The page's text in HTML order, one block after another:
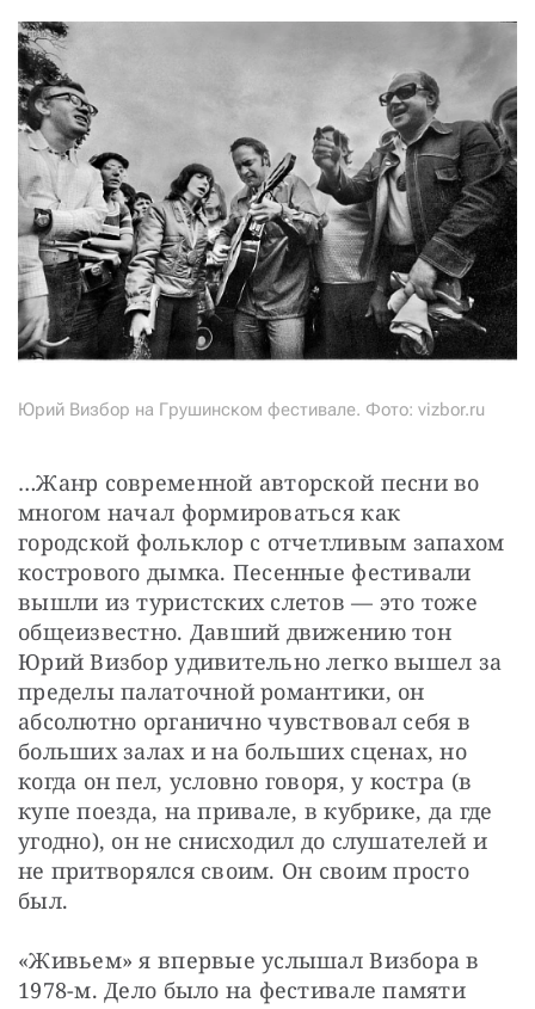
Юрий Визбор на Грушинском фестивале. Фото: vizbor.ru
…Жанр современной авторской песни во
многом начал формироваться как
городской фольклор с отчетливым запахом
кострового дымка. Песенные фестивали
вышли из туристских слетов — это тоже
общеизвестно. Давший движению тон
Юрий Визбор удивительно легко вышел за
пределы палаточной романтики, он
абсолютно органично чувствовал себя в
больших залах и на больших сценах, но
когда он пел, условно говоря, у костра (в
купе поезда, на привале, в кубрике, да где
угодно), он не снисходил до слушателей и
не притворялся своим. Он своим просто
был.
«Живьем» я впервые услышал Визбора в
1978-м. Дело было на фестивале памяти